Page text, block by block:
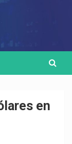
en